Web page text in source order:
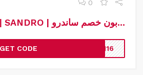
0
كود خصم ساندرو | SANDRO | كوبون خصم ساندرو
GET CODE LM16